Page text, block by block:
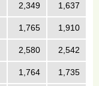
2,349 1,637
1,765 1,910
2,580 2,542
1,764 1,735